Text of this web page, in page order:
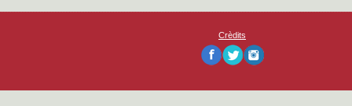
Crèdits